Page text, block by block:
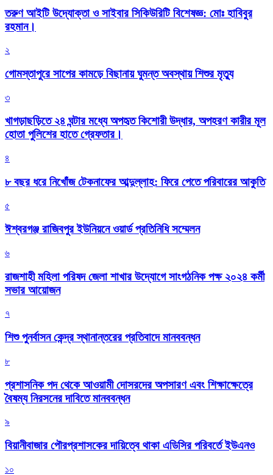
তরুণ আইটি উদ্যোক্তা ও সাইবার সিকিউরিটি বিশেষজ্ঞ: মোঃ হাবিবুর
রহমান।
২
গোমস্তাপুরে সাপের কামড়ে বিছানায় ঘুমন্ত অবস্থায় শিশুর মৃত্যু
৩
খাগড়াছড়িতে ২৪ ঘন্টার মধ্যে অপহৃত কিশোরী উদ্ধার, অপহরণ কারীর মূল
হোতা পুলিশের হাতে গ্রেফতার।
৪
৮ বছর ধরে নিখোঁজ টেকনাফের আব্দুল্লাহ: ফিরে পেতে পরিবারের আকুতি
৫
ঈশ্বরগঞ্জ রাজিবপুর ইউনিয়নে ওয়ার্ড প্রতিনিধি সম্মেলন
৬
রাজশাহী মহিলা পরিষদ জেলা শাখার উদ্যোগে সাংগঠনিক পক্ষ ২০২৪ কর্মী
সভার আয়োজন
৭
শিশু পুনর্বাসন কেন্দ্র স্থানান্তরের প্রতিবাদে মানববন্ধন
৮
প্রশাসনিক পদ থেকে আওয়ামী দোসরদের অপসারণ এবং শিক্ষাক্ষেত্রে
বৈষম্য নিরসনের দাবিতে মানববন্ধন
৯
বিয়ানীবাজার পৌরপ্রশাসকের দায়িত্বে থাকা এডিসির পরিবর্তে ইউএনও
১০